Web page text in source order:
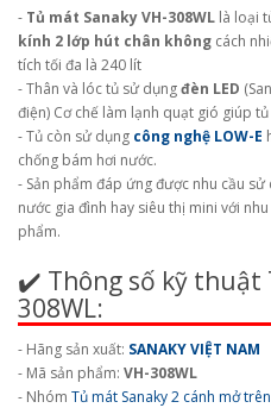
- Tủ mát Sanaky VH-308WL là loại
kính 2 lớp hút chân không cách
tích tối đa là 240 lít
- Thân và lóc tủ sử dụngđèn LED
điện) Cơ chế làm lạnh quạt gió giúp
- Tủ còn sử dụng công nghệ LOW-E
chống bám hơi nước.
- Sản phẩm đáp ứng được nhu cầu
nước gia đình hay siêu thị mini với
phẩm.
✔️ Thông số kỹ thuật
308WL:
- Hãng sản xuất: SANAKY VIỆT NAM
- Mã sản phẩm: VH-308WL
- Nhóm Tủ mát Sanaky 2 cánh mở